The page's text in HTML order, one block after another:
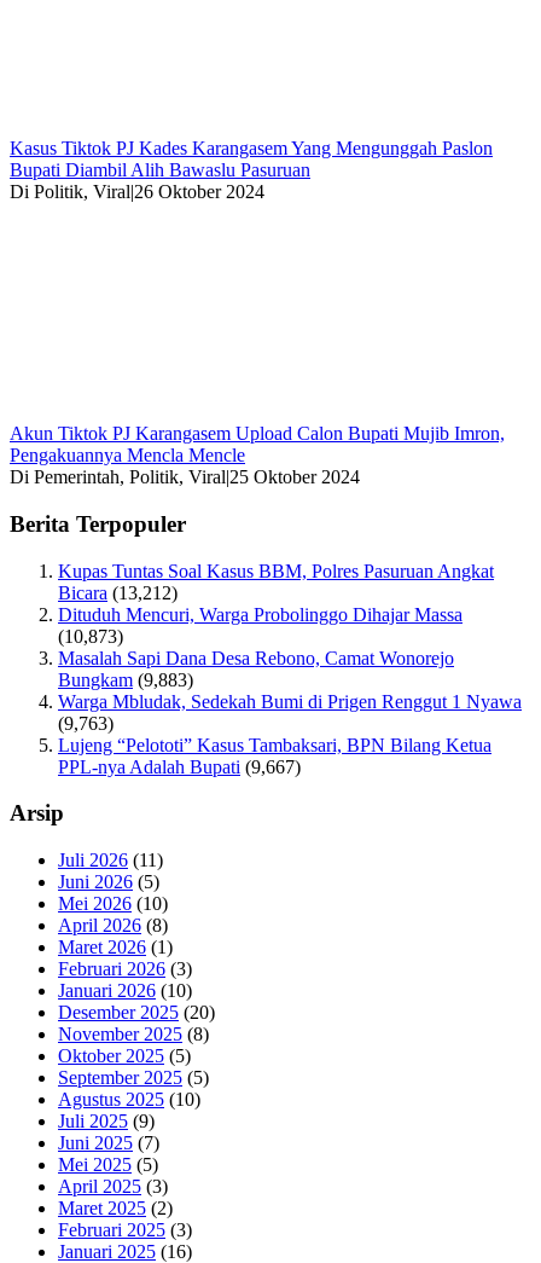
Kasus Tiktok PJ Kades Karangasem Yang Mengunggah Paslon
Bupati Diambil Alih Bawaslu Pasuruan
Di Politik, Viral|26 Oktober 2024
Akun Tiktok PJ Karangasem Upload Calon Bupati Mujib Imron,
Pengakuannya Mencla Mencle
Di Pemerintah, Politik, Viral|25 Oktober 2024
Berita Terpopuler
Kupas Tuntas Soal Kasus BBM, Polres Pasuruan Angkat
Bicara (13,212)
Dituduh Mencuri, Warga Probolinggo Dihajar Massa
(10,873)
Masalah Sapi Dana Desa Rebono, Camat Wonorejo
Bungkam (9,883)
Warga Mbludak, Sedekah Bumi di Prigen Renggut 1 Nyawa
(9,763)
Lujeng “Pelototi” Kasus Tambaksari, BPN Bilang Ketua
PPL-nya Adalah Bupati (9,667)
Arsip
Juli 2026 (11)
Juni 2026 (5)
Mei 2026 (10)
April 2026 (8)
Maret 2026 (1)
Februari 2026 (3)
Januari 2026 (10)
Desember 2025 (20)
November 2025 (8)
Oktober 2025 (5)
September 2025 (5)
Agustus 2025 (10)
Juli 2025 (9)
Juni 2025 (7)
Mei 2025 (5)
April 2025 (3)
Maret 2025 (2)
Februari 2025 (3)
Januari 2025 (16)